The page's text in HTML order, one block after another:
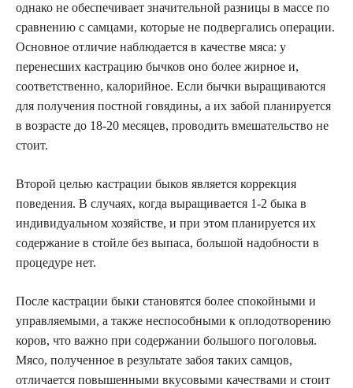
однако не обеспечивает значительной разницы в массе по
сравнению с самцами, которые не подвергались операции.
Основное отличие наблюдается в качестве мяса: у
перенесших кастрацию бычков оно более жирное и,
соответственно, калорийное. Если бычки выращиваются
для получения постной говядины, а их забой планируется
в возрасте до 18-20 месяцев, проводить вмешательство не
стоит.
Второй целью кастрации быков является коррекция
поведения. В случаях, когда выращивается 1-2 быка в
индивидуальном хозяйстве, и при этом планируется их
содержание в стойле без выпаса, большой надобности в
процедуре нет.
После кастрации быки становятся более спокойными и
управляемыми, а также неспособными к оплодотворению
коров, что важно при содержании большого поголовья.
Мясо, полученное в результате забоя таких самцов,
отличается повышенными вкусовыми качествами и стоит